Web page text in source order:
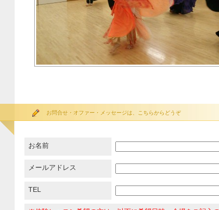
お問合せ・オファー・メッセージは、こちらからどうぞ
お名前
メールアドレス
TEL